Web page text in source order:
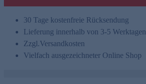
30 Tage kostenfreie Rücksendung
Lieferung innerhalb von 3-5 Werktagen
Zzgl.Versandkosten
Vielfach ausgezeichneter Online Shop